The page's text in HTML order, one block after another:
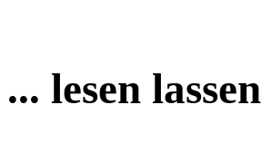
... lesen lassen